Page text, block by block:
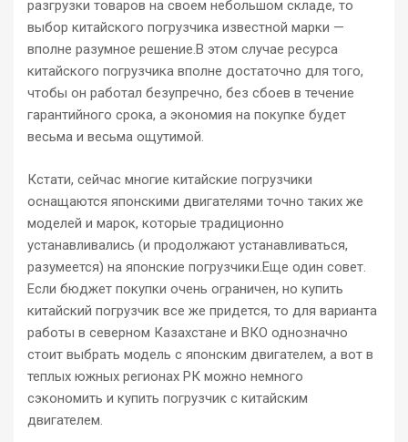
разгрузки товаров на своем небольшом складе, то
выбор китайского погрузчика известной марки —
вполне разумное решение.В этом случае ресурса
китайского погрузчика вполне достаточно для того,
чтобы он работал безупречно, без сбоев в течение
гарантийного срока, а экономия на покупке будет
весьма и весьма ощутимой.
Кстати, сейчас многие китайские погрузчики
оснащаются японскими двигателями точно таких же
моделей и марок, которые традиционно
устанавливались (и продолжают устанавливаться,
разумеется) на японские погрузчики.Еще один совет.
Если бюджет покупки очень ограничен, но купить
китайский погрузчик все же придется, то для варианта
работы в северном Казахстане и ВКО однозначно
стоит выбрать модель с японским двигателем, а вот в
теплых южных регионах РК можно немного
сэкономить и купить погрузчик с китайским
двигателем.